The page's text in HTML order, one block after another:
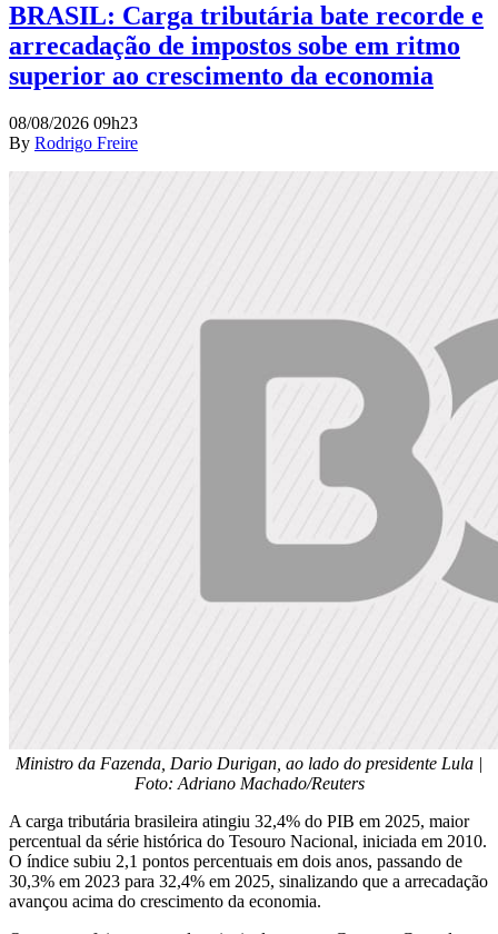
BRASIL: Carga tributária bate recorde e
arrecadação de impostos sobe em ritmo
superior ao crescimento da economia
08/08/2026 09h23
By Rodrigo Freire
Ministro da Fazenda, Dario Durigan, ao lado do presidente Lula |
Foto: Adriano Machado/Reuters
A carga tributária brasileira atingiu 32,4% do PIB em 2025, maior
percentual da série histórica do Tesouro Nacional, iniciada em 2010.
O índice subiu 2,1 pontos percentuais em dois anos, passando de
30,3% em 2023 para 32,4% em 2025, sinalizando que a arrecadação
avançou acima do crescimento da economia.